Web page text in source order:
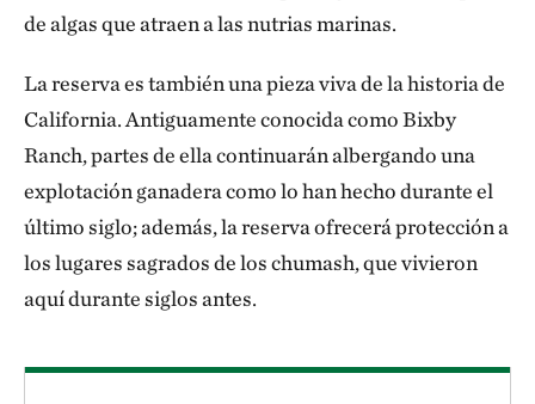
de algas que atraen a las nutrias marinas.
La reserva es también una pieza viva de la historia de
California. Antiguamente conocida como Bixby
Ranch, partes de ella continuarán albergando una
explotación ganadera como lo han hecho durante el
último siglo; además, la reserva ofrecerá protección a
los lugares sagrados de los chumash, que vivieron
aquí durante siglos antes.